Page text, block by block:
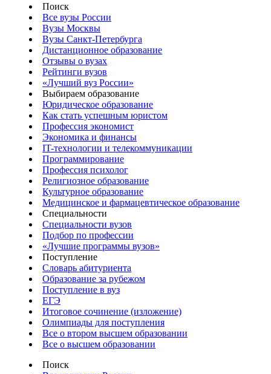
Поиск
Все вузы России
Вузы Москвы
Вузы Санкт-Петербурга
Дистанционное образование
Отзывы о вузах
Рейтинги вузов
«Лучший вуз России»
Выбираем образование
Юридическое образование
Как стать успешным юристом
Профессия экономист
Экономика и финансы
IT-технологии и телекоммуникации
Программирование
Профессия психолог
Религиозное образование
Культурное образование
Медицинское и фармацевтическое образование
Специальности
Специальности вузов
Подбор по профессии
«Лучшие программы вузов»
Поступление
Словарь абитуриента
Образование за рубежом
Поступление в вуз
ЕГЭ
Итоговое сочинение (изложение)
Олимпиады для поступления
Все о втором высшем образовании
Все о высшем образовании
Поиск